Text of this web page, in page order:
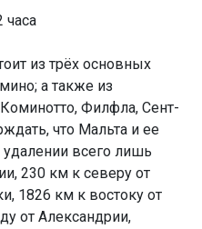
часа
из трёх основных
а также из
Филфла, Сент-
что Мальта и ее
всего лишь
230 км к северу от
1826 км к востоку от
от Александрии,